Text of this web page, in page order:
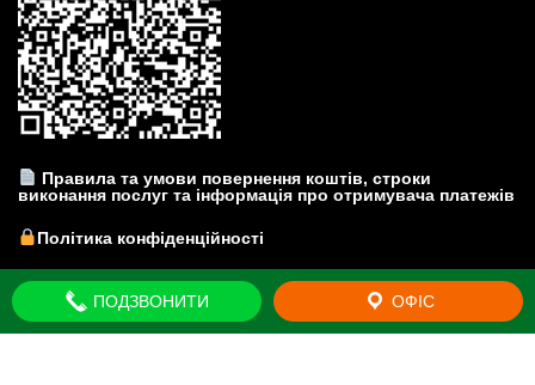
Правила та умови повернення коштів, строки
виконання послуг та інформація про отримувача платежів
Політика конфіденційності
Прайс-лист на юридичні послуги
ПОДЗВОНИТИ
ОФІС